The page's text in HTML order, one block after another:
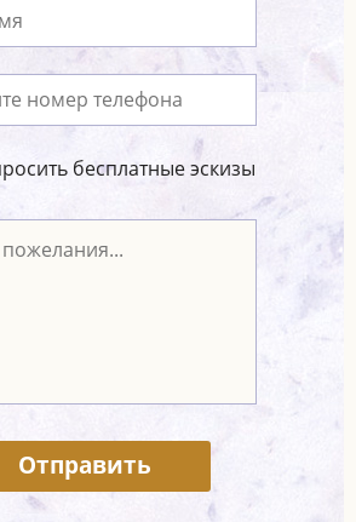
бесплатные эскизы
Отправить